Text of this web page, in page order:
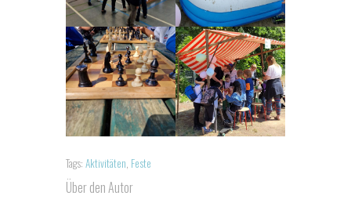
Tags: Aktivitäten, Feste
Über den Autor